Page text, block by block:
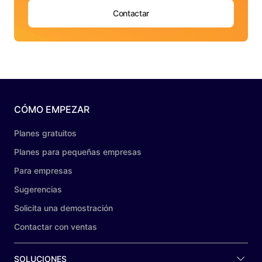
Contactar
CÓMO EMPEZAR
Planes gratuitos
Planes para pequeñas empresas
Para empresas
Sugerencias
Solicita una demostración
Contactar con ventas
SOLUCIONES